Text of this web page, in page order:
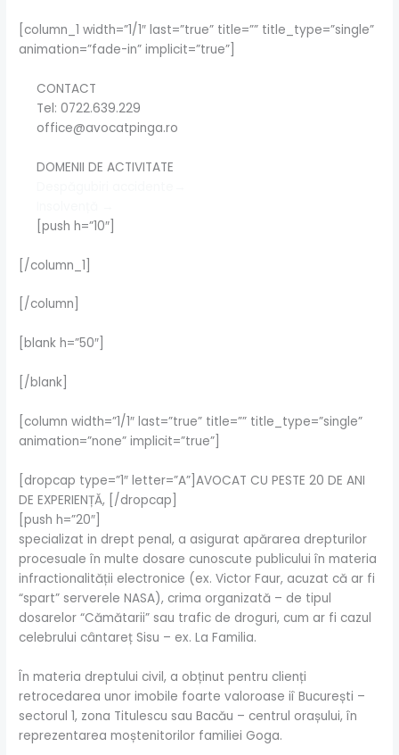
[column_1 width=”1/1″ last=”true” title=”” title_type=”single”
animation=”fade-in” implicit=”true”]
CONTACT
Tel: 0722.639.229
office@avocatpinga.ro
DOMENII DE ACTIVITATE
[push h=”10″]
[/column_1]
[/column]
[blank h=”50″]
[/blank]
[column width=”1/1″ last=”true” title=”” title_type=”single”
animation=”none” implicit=”true”]
[dropcap type=”1″ letter=”A”]AVOCAT CU PESTE 20 DE ANI
DE EXPERIENȚĂ, [/dropcap]
[push h=”20″]
specializat in drept penal, a asigurat apărarea drepturilor
procesuale în multe dosare cunoscute publicului în materia
infractionalității electronice (ex. Victor Faur, acuzat că ar fi
“spart” serverele NASA), crima organizată – de tipul
dosarelor “Cămătarii” sau trafic de droguri, cum ar fi cazul
celebrului cântareț Sisu – ex. La Familia.
În materia dreptului civil, a obținut pentru clienți
retrocedarea unor imobile foarte valoroase iî București –
sectorul 1, zona Titulescu sau Bacău – centrul orașului, în
reprezentarea moștenitorilor familiei Goga.